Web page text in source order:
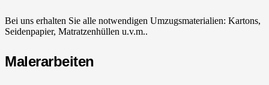
Bei uns erhalten Sie alle notwendigen Umzugsmaterialien: Kartons,
Seidenpapier, Matratzenhüllen u.v.m..
Malerarbeiten